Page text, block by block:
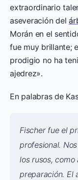
extraordinario
aseveración del
Morán en el
fue muy brillante;
prodigio no ha
ajedrez».
En palabras de
Fischer fue el
profesional.
los rusos,
preparación. El